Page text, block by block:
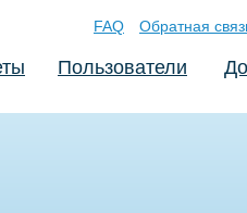
FAQ Обратная
Пользователи